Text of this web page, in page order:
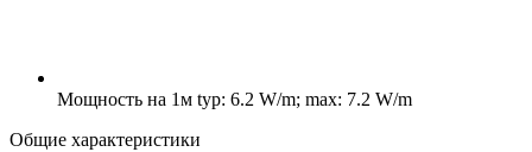
Мощность на 1м typ: 6.2 W/m; max: 7.2 W/m
Общие характеристики